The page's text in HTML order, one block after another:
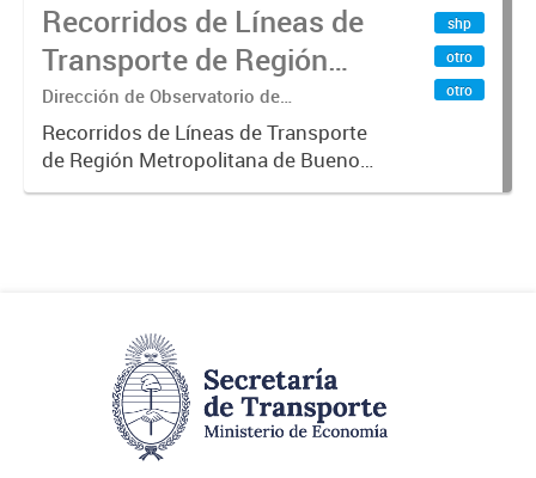
Recorridos de Líneas de
Transporte de Región
Metropolitana de
Buenos Aires (RMBA)
Dirección de Observatorio de
Transporte, Estudio y Sistemas
Recorridos de Líneas de Transporte
de Región Metropolitana de Buenos
Aires (RMBA).-
shp
otro
otro